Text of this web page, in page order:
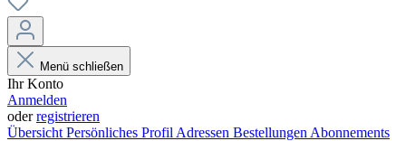
Menü schließen
Ihr Konto
Anmelden
oderregistrieren
Übersicht Persönliches Profil Adressen Bestellungen Abonnements